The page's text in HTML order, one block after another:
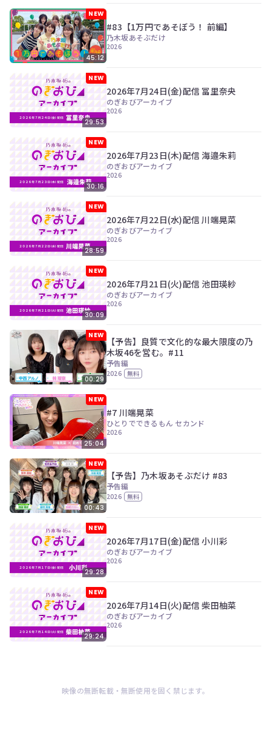
NEW
45:12
#83【1万円であそぼう！ 前編】
乃木坂あそぶだけ
2026
NEW
29:53
2026年7月24日(金)配信 冨里奈央
のぎおびアーカイブ
2026
NEW
30:16
2026年7月23日(木)配信 海邉朱莉
のぎおびアーカイブ
2026
NEW
28:59
2026年7月22日(水)配信 川端晃菜
のぎおびアーカイブ
2026
NEW
30:09
2026年7月21日(火)配信 池田瑛紗
のぎおびアーカイブ
2026
NEW
00:29
【予告】良質で文化的な最大限度の乃
木坂46を営む。#11
予告編
2026 無料
NEW
25:04
#7 川端晃菜
ひとりでできるもん セカンド
2026
NEW
00:43
【予告】乃木坂あそぶだけ #83
予告編
2026 無料
NEW
29:28
2026年7月17日(金)配信 小川彩
のぎおびアーカイブ
2026
NEW
29:24
2026年7月14日(火)配信 柴田柚菜
のぎおびアーカイブ
2026
映像の無断転載・無断使用を固く禁じます。